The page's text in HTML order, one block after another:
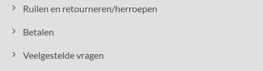
Ruilen en retourneren/herroepen
Betalen
Veelgestelde vragen